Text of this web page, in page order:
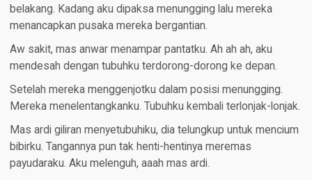
belakang. Kadang aku dipaksa menungging lalu mereka
menancapkan pusaka mereka bergantian.
Aw sakit, mas anwar menampar pantatku. Ah ah ah, aku
mendesah dengan tubuhku terdorong-dorong ke depan.
Setelah mereka menggenjotku dalam posisi menungging.
Mereka menelentangkanku. Tubuhku kembali terlonjak-lonjak.
Mas ardi giliran menyetubuhiku, dia telungkup untuk mencium
bibirku. Tangannya pun tak henti-hentinya meremas
payudaraku. Aku melenguh, aaah mas ardi.